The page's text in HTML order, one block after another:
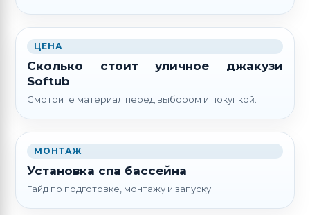
ЦЕНА
Сколько стоит уличное джакузи
Softub
Смотрите материал перед выбором и покупкой.
МОНТАЖ
Установка спа бассейна
Гайд по подготовке, монтажу и запуску.